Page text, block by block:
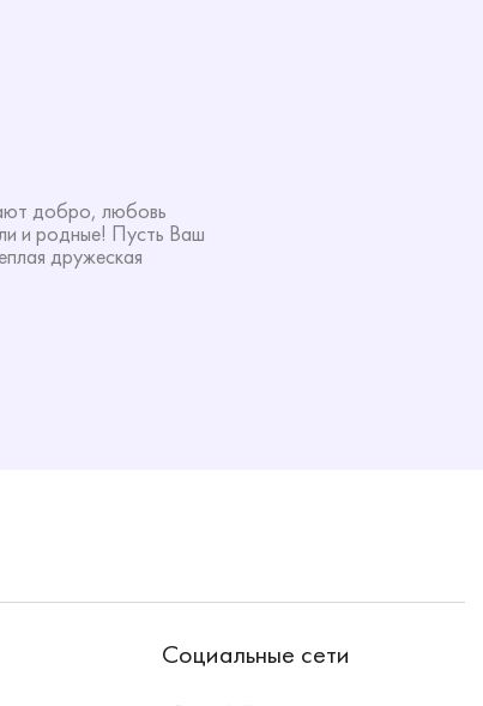
добро, любовь
и родные! Пусть Ваш
дружеская
Социальные сети